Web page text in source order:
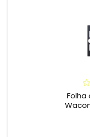
Folha